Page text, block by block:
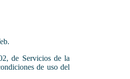
de Servicios de la
de uso del